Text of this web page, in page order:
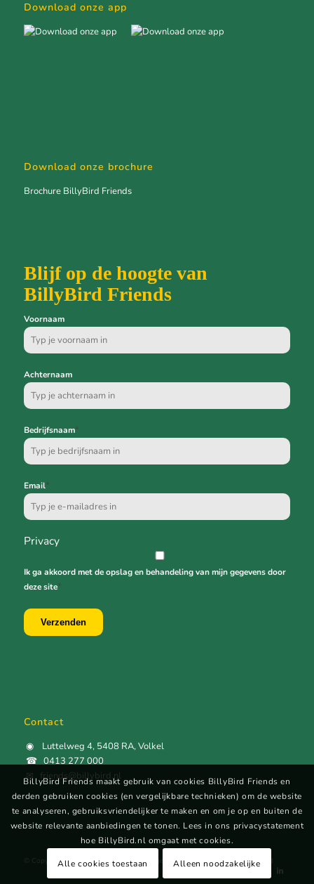
Download onze app
Download onze brochure
Brochure BillyBird Friends
Blijf op de hoogte van
BillyBird Friends
Voornaam
Achternaam
Bedrijfsnaam*
Email*
Privacy
Ik ga akkoord met de opslag en behandeling van mijn gegevens door
deze site*
Verzenden
Contact
◉ Luttelweg 4, 5408 RA, Volkel
☎︎ 0413 277 000
✉︎ friends@billybird.nl
© Copyright 2026 - BillyBird Friends | Algemene Voorwaarden|Privacybeleid
BillyBird Friends maakt gebruik van cookies BillyBird Friends en
derden gebruiken cookies (en vergelijkbare technieken) om de website
te analyseren, gebruiksvriendelijker te maken en om je op en buiten de
website relevante aanbiedingen te tonen. Lees in ons privacystatement
hoe BillyBird.nl omgaat met cookies.
Alle cookies toestaan Alleen noodzakelijke